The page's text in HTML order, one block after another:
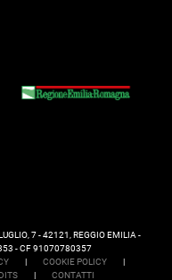
7 - 42121, REGGIO EMILIA -
- CF 91070780357
| COOKIE POLICY
|
| CONTATTI